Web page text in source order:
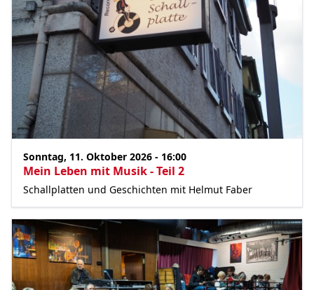
Termin
Sonntag, 11. Oktober 2026 - 16:00
Mein Leben mit Musik - Teil 2
Schallplatten und Geschichten mit Helmut Faber
Bild